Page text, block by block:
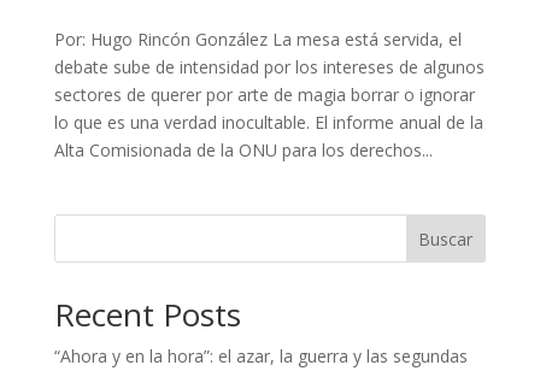
Por: Hugo Rincón González La mesa está servida, el
debate sube de intensidad por los intereses de algunos
sectores de querer por arte de magia borrar o ignorar
lo que es una verdad inocultable. El informe anual de la
Alta Comisionada de la ONU para los derechos...
Buscar
Recent Posts
“Ahora y en la hora”: el azar, la guerra y las segundas